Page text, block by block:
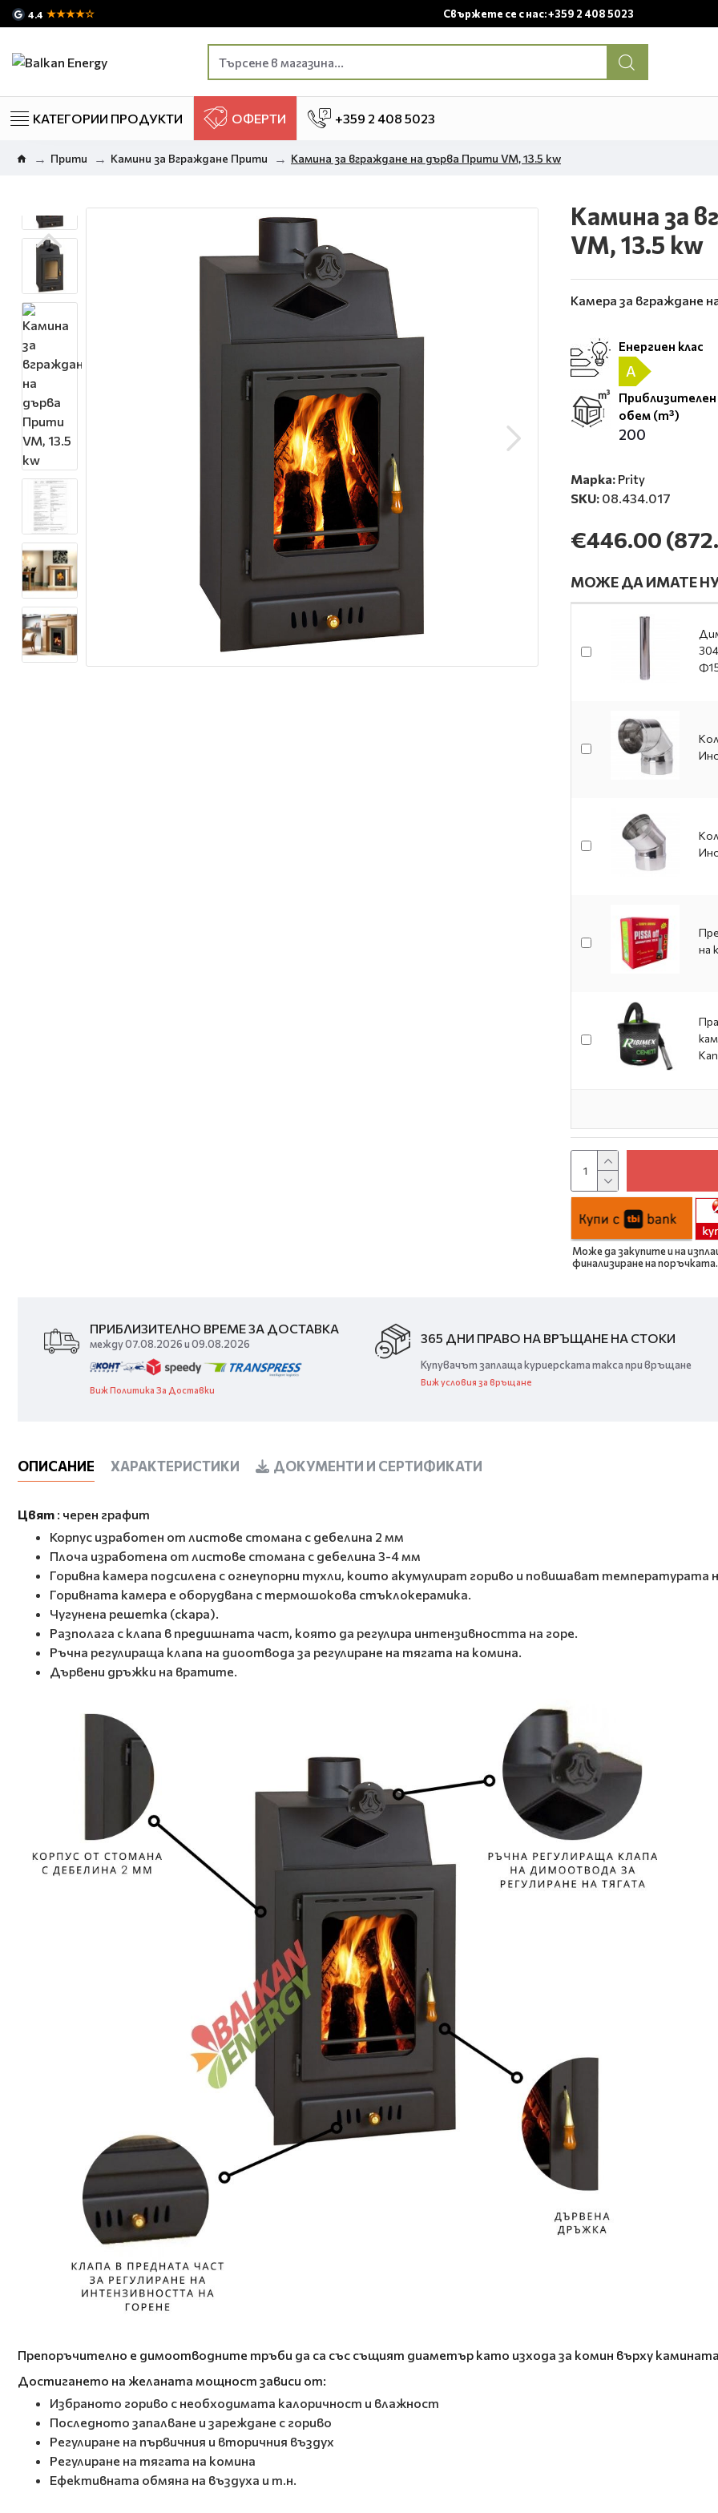
4.4 ★★★★☆ Свържете се с нас: +359 2 408 5023
КАТЕГОРИИ ПРОДУКТИ ОФЕРТИ +359 2 408 5023
Прити Камини за Вграждане Прити Камина за вграждане на дърва Прити VM, 13.5 kw
Камина за
VM, 13.5 kw
Камера за вграждане
Енергиен клас
A
обем (m³)
200
Марка: Prity
SKU: 08.434.017
€446.00
МОЖЕ ДА ИМАТЕ
на
Може да закупите и на
финализиране на поръчката.
ПРИБЛИЗИТЕЛНО ВРЕМЕ ЗА ДОСТАВКА
между 07.08.2026 и 09.08.2026
Виж Политика За Доставки
365 ДНИ ПРАВО НА ВРЪЩАНЕ НА СТОКИ
Купувачът заплаща куриерската такса при връщане
Виж условия за връщане
ОПИСАНИЕ ХАРАКТЕРИСТИКИ ДОКУМЕНТИ И СЕРТИФИКАТИ
Цвят : черен графит
Корпус изработен от листове стомана с дебелина 2 мм
Плоча изработена от листове стомана с дебелина 3-4 мм
Горивна камера подсилена с огнеупорни тухли, които акумулират гориво и повишават температурата
Горивната камера е оборудвана с термошокова стъклокерамика.
Чугунена решетка (скара).
Разполага с клапа в предишната част, която да регулира интензивността на горе.
Ръчна регулираща клапа на диоотвода за регулиране на тягата на комина.
Дървени дръжки на вратите.
Препоръчително е димоотводните тръби да са със същият диаметър като изхода за комин върху
Достигането на желаната мощност зависи от:
Избраното гориво с необходимата калоричност и влажност
Последното запалване и зареждане с гориво
Регулиране на първичния и вторичния въздух
Регулиране на тягата на комина
Ефективната обмяна на въздуха и т.н.